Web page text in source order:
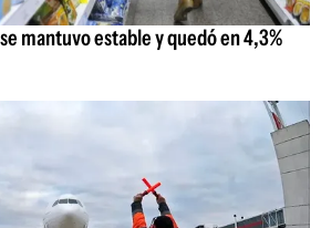
mantuvo estable y quedó en 4,3%